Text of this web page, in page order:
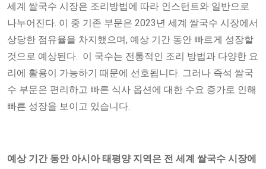
세계 쌀국수 시장은 조리방법에 따라 인스턴트와 일반으로
나누어진다. 이 중 기존 부문은 2023년 세계 쌀국수 시장에서
상당한 점유율을 차지했으며, 예상 기간 동안 빠르게 성장할
것으로 예상된다. 이 국수는 전통적인 조리 방법과 다양한 요
리에 활용이 가능하기 때문에 선호됩니다. 그러나 즉석 쌀국
수 부문은 편리하고 빠른 식사 옵션에 대한 수요 증가로 인해
빠른 성장을 보이고 있습니다.
예상 기간 동안 아시아 태평양 지역은 전 세계 쌀국수 시장에